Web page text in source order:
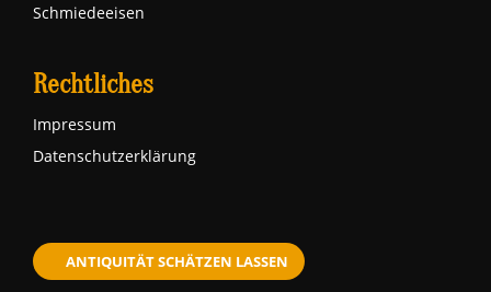
Schmiedeeisen
Rechtliches
Impressum
Datenschutzerklärung
ANTIQUITÄT SCHÄTZEN LASSEN